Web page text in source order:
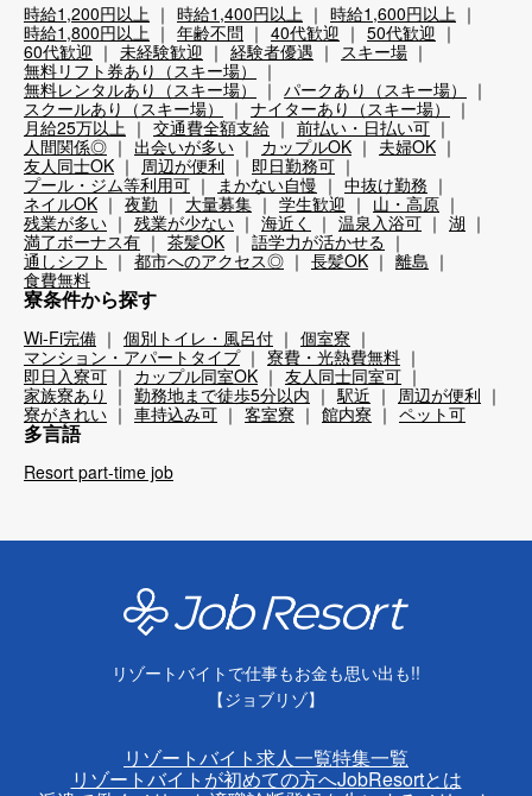
時給1,200円以上 時給1,400円以上
時給1,600円以上
時給1,800円以上
年齢不問 40代歓迎
50代歓迎
60代歓迎
未経験歓迎 経験者優遇
スキー場
無料リフト券あり（スキー場）
無料レンタルあり（スキー場）
パークあり（スキー場）
スクールあり（スキー場）
ナイターあり（スキー場）
月給25万以上
交通費全額支給
前払い・日払い可
人間関係◎
出会いが多い カップルOK
夫婦OK
友人同士OK
周辺が便利
即日勤務可
プール・ジム等利用可
まかない自慢
中抜け勤務
ネイルOK
夜勤 大量募集 学生歓迎
山・高原
残業が多い
残業が少ない 海近く 温泉入浴可
湖
満了ボーナス有
茶髪OK
語学力が活かせる
通しシフト
都市へのアクセス◎ 長髪OK
離島
食費無料
寮条件から探す
Wi-Fi完備 個別トイレ・風呂付
個室寮
マンション・アパートタイプ
寮費・光熱費無料
即日入寮可
カップル同室OK
友人同士同室可
家族寮あり
勤務地まで徒歩5分以内 駅近
周辺が便利
寮がきれい
車持込み可 客室寮 館内寮 ペット可
多言語
Resort part-time job
リゾートバイトで仕事もお金も思い出も!!
【ジョブリゾ】
リゾートバイト求人一覧特集一覧
リゾートバイトが初めての方へJobResortとは